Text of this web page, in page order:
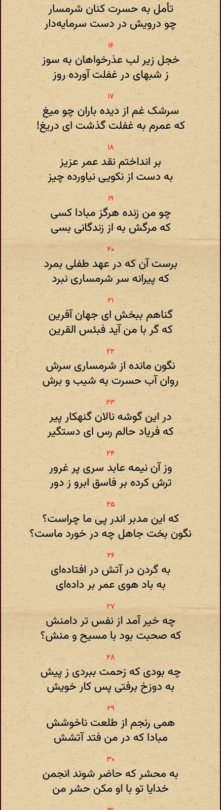
تأمل به حسرت کنان شرمسار
چو درویش در دست سرمایه‌دار
خجل زیر لب عذرخواهان به سوز
ز شبهای در غفلت آورده روز
سرشک غم از دیده باران چو میغ
که عمرم به غفلت گذشت ای دریغ!
بر انداختم نقد عمر عزیز
به دست از نکویی نیاورده چیز
چو من زنده هرگز مبادا کسی
که مرگش به از زندگانی بسی
برست آن که در عهد طفلی بمرد
که پیرانه سر شرمساری نبرد
گناهم ببخش ای جهان آفرین
که گر با من آید فبئس القرین
نگون مانده از شرمساری سرش
روان آب حسرت به شیب و برش
در این گوشه نالان گنهکار پیر
که فریاد حالم رس ای دستگیر
وز آن نیمه عابد سری پر غرور
ترش کرده بر فاسق ابرو ز دور
که این مدبر اندر پی ما چراست؟
نگون بخت جاهل چه در خورد ماست؟
به گردن در آتش در افتاده‌ای
به باد هوی عمر بر داده‌ای
چه خیر آمد از نفس تر دامنش
که صحبت بود با مسیح و منش؟
چه بودی که زحمت ببردی ز پیش
به دوزخ برفتی پس کار خویش
همی رنجم از طلعت ناخوشش
مبادا که در من فتد آتشش
به محشر که حاضر شوند انجمن
خدایا تو با او مکن حشر من